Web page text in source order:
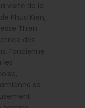
visite de la
Phuc Kien,
Thien
des
l’ancienne
les
se